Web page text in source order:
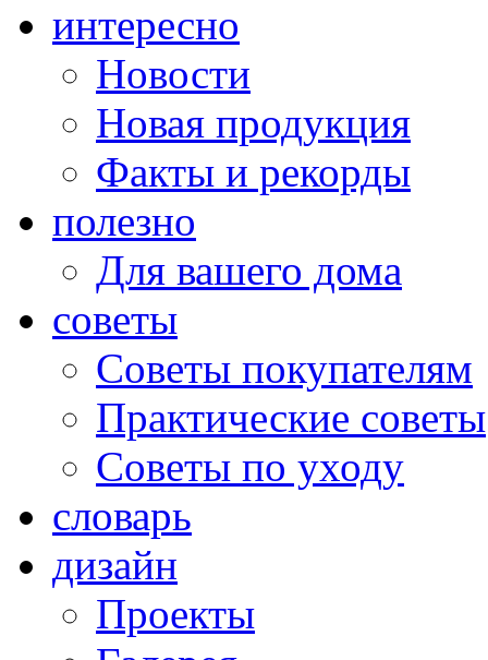
интересно
Новости
Новая продукция
Факты и рекорды
полезно
Для вашего дома
советы
Советы покупателям
Практические советы
Советы по уходу
словарь
дизайн
Проекты